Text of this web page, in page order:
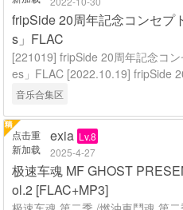
fripSide 20周年記念コンセプ
s」FLAC
[221019] fripSide 20周年記念コ
es」FLAC [2022.10.19] fripSide
音乐合集区
点击重
新加载
exia Lv.8
2025-4-27
极速车魂 MF GHOST
ol.2 [FLAC+MP3]